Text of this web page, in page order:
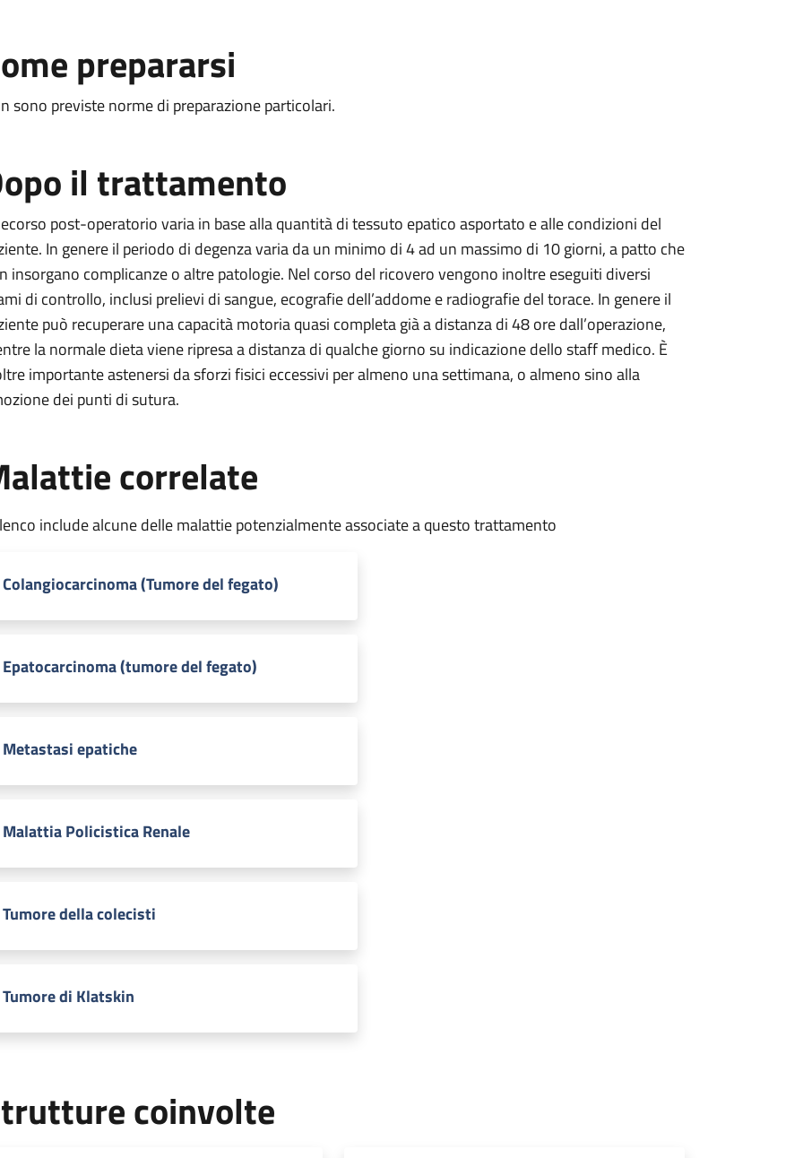
prepararsi
sono previste norme di preparazione particolari.
il trattamento
post-operatorio varia in base alla quantità di tessuto epatico asportato e alle condizioni del
In genere il periodo di degenza varia da un minimo di 4 ad un massimo di 10 giorni, a patto che
insorgano complicanze o altre patologie. Nel corso del ricovero vengono inoltre eseguiti diversi
di controllo, inclusi prelievi di sangue, ecografie dell’addome e radiografie del torace. In genere il
può recuperare una capacità motoria quasi completa già a distanza di 48 ore dall’operazione,
la normale dieta viene ripresa a distanza di qualche giorno su indicazione dello staff medico. È
importante astenersi da sforzi fisici eccessivi per almeno una settimana, o almeno sino alla
dei punti di sutura.
correlate
include alcune delle malattie potenzialmente associate a questo trattamento
Colangiocarcinoma (Tumore del fegato)
Epatocarcinoma (tumore del fegato)
Metastasi epatiche
Malattia Policistica Renale
Tumore della colecisti
Tumore di Klatskin
coinvolte